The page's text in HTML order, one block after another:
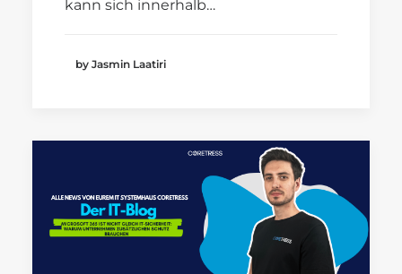
kann sich innerhalb…
by Jasmin Laatiri